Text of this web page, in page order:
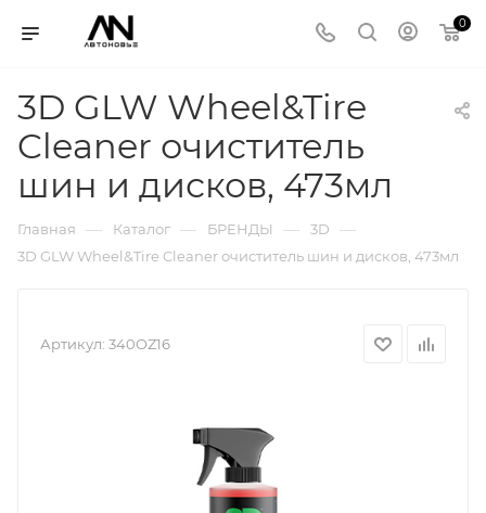
0
3D GLW Wheel&Tire
Cleaner очиститель
шин и дисков, 473мл
Главная — Каталог — БРЕНДЫ — 3D —
3D GLW Wheel&Tire Cleaner очиститель шин и дисков, 473мл
Артикул: 340OZ16